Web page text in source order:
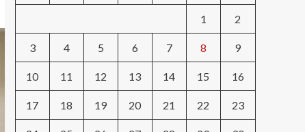
1
2
3 4 5 6 7 8 9
10 11 12 13 14 15 16
17 18 19 20 21 22 23